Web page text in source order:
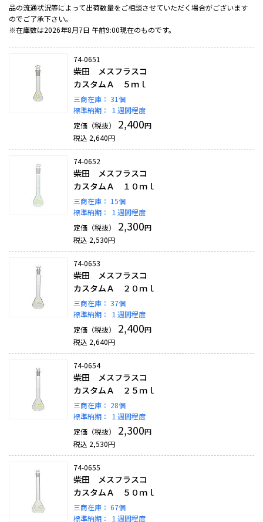
品の流通状況等によって出荷数量をご相談させていただく場合がございます
のでご了承下さい。
※在庫数は2026年8月7日 午前9:00現在のものです。
74-0651
柴田 メスフラスコ
カスタムＡ ５ｍｌ
三商在庫： 31個
標準納期：
１週間程度
定価（税抜）
2,400円
税込 2,640円
74-0652
柴田 メスフラスコ
カスタムＡ １０ｍｌ
三商在庫： 15個
標準納期：
１週間程度
定価（税抜）
2,300円
税込 2,530円
74-0653
柴田 メスフラスコ
カスタムＡ ２０ｍｌ
三商在庫： 37個
標準納期：
１週間程度
定価（税抜）
2,400円
税込 2,640円
74-0654
柴田 メスフラスコ
カスタムＡ ２５ｍｌ
三商在庫： 28個
標準納期：
１週間程度
定価（税抜）
2,300円
税込 2,530円
74-0655
柴田 メスフラスコ
カスタムＡ ５０ｍｌ
三商在庫： 67個
標準納期：
１週間程度